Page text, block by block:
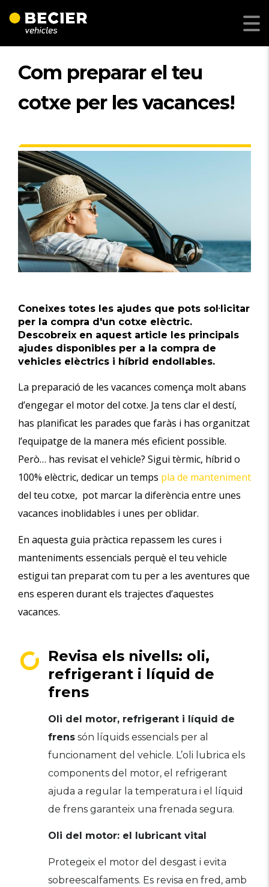
Com preparar el teu
cotxe per les vacances!
Coneixes totes les ajudes que pots sol·licitar
per la compra d'un cotxe elèctric.
Descobreix en aquest article les principals
ajudes disponibles per a la compra de
vehicles elèctrics i híbrid endollables.
La preparació de les vacances comença molt abans
d’engegar el motor del cotxe. Ja tens clar el destí,
has planificat les parades que faràs i has organitzat
l’equipatge de la manera més eficient possible.
Però… has revisat el vehicle? Sigui tèrmic, híbrid o
100% elèctric, dedicar un temps pla de manteniment
del teu cotxe, pot marcar la diferència entre unes
vacances inoblidables i unes per oblidar.
En aquesta guia pràctica repassem les cures i
manteniments essencials perquè el teu vehicle
estigui tan preparat com tu per a les aventures que
ens esperen durant els trajectes d’aquestes
vacances.
Revisa els nivells: oli,
refrigerant i líquid de
frens
Oli del motor, refrigerant i líquid de
frens són líquids essencials per al
funcionament del vehicle. L’oli lubrica els
components del motor, el refrigerant
ajuda a regular la temperatura i el líquid
de frens garanteix una frenada segura.
Oli del motor: el lubricant vital
Protegeix el motor del desgast i evita
sobreescalfaments. Es revisa en fred, amb